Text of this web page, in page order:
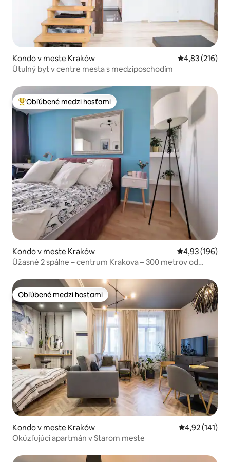
Kondo v meste Kraków Priemerné
4,83 (216)
Útulný byt v centre mesta s medziposchodím
Najobľúbenejšie medzi hosťami
Obľúbené medzi hosťami
Kondo v meste Kraków Priemerné
4,93 (196)
Úžasné 2 spálne – centrum Krakova – 300 metrov od
Obľúbené medzi hosťami
Obľúbené medzi hosťami
Kondo v meste Kraków Priemerné
4,92 (141)
Okúzľujúci apartmán v Starom meste